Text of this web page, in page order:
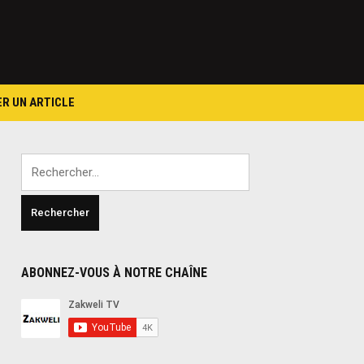
UN ARTICLE
ABONNEZ-VOUS À NOTRE CHAÎNE